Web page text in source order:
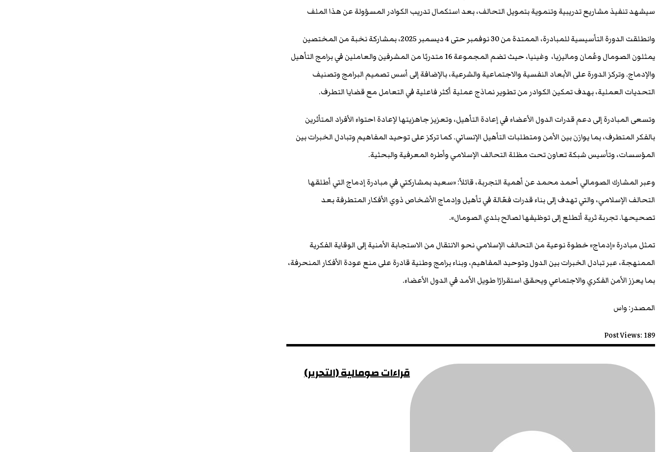
سيشهد تنفيذ مشاريع تدريبية وتنموية بتمويل التحالف، بعد استكمال تدريب الكوادر المسؤولة عن هذا الملف
وانطلقت الدورة التأسيسية للمبادرة، الممتدة من 30 نوفمبر حتى 4 ديسمبر 2025، بمشاركة نخبة من المختصين
يمثلون الصومال وعُمان وماليزيا، وغينيا، حيث تضم المجموعة 16 متدربًا من المشرفين والعاملين في برامج التأهيل
والإدماج. وتركز الدورة على الأبعاد النفسية والاجتماعية والشرعية، بالإضافة إلى أسس تصميم البرامج وتصنيف
التحديات العملية، بهدف تمكين الكوادر من تطوير نماذج عملية أكثر فاعلية في التعامل مع قضايا التطرف.
وتسعى المبادرة إلى دعم قدرات الدول الأعضاء في إعادة التأهيل، وتعزيز جاهزيتها لإعادة احتواء الأفراد المتأثرين
بالفكر المتطرف، بما يوازن بين الأمن ومتطلبات التأهيل الإنساني. كما تركز على توحيد المفاهيم وتبادل الخبرات بين
المؤسسات، وتأسيس شبكة تعاون تحت مظلة التحالف الإسلامي وأطره المعرفية والبحثية.
وعبر المشارك الصومالي أحمد محمد عن أهمية التجربة، قائلاً: «سعيد بمشاركتي في مبادرة إدماج التي أطلقها
التحالف الإسلامي، والتي تهدف إلى بناء قدرات فعّالة في تأهيل وإدماج الأشخاص ذوي الأفكار المتطرفة بعد
تصحيحها. تجربة ثرية أتطلع إلى توظيفها لصالح بلدي الصومال».
تمثل مبادرة «إدماج» خطوة نوعية من التحالف الإسلامي نحو الانتقال من الاستجابة الأمنية إلى الوقاية الفكرية
الممنهجة، عبر تبادل الخبرات بين الدول وتوحيد المفاهيم، وبناء برامج وطنية قادرة على منع عودة الأفكار المنحرفة،
بما يعزز الأمن الفكري والاجتماعي ويحقق استقرارًا طويل الأمد في الدول الأعضاء.
المصدر: واس
Post Views: 189
قراءات صومالية (التحرير)